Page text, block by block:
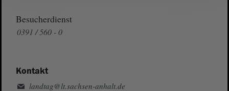
Besucherdienst
0391 / 560 - 0
Kontakt
landtag@lt.sachsen-anhalt.de